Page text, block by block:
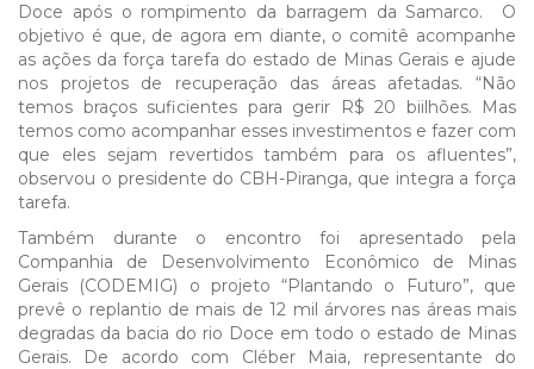
Doce após o rompimento da barragem da Samarco. O
objetivo é que, de agora em diante, o comitê acompanhe
as ações da força tarefa do estado de Minas Gerais e ajude
nos projetos de recuperação das áreas afetadas. “Não
temos braços suficientes para gerir R$ 20 biilhões. Mas
temos como acompanhar esses investimentos e fazer com
que eles sejam revertidos também para os afluentes”,
observou o presidente do CBH-Piranga, que integra a força
tarefa.
Também durante o encontro foi apresentado pela
Companhia de Desenvolvimento Econômico de Minas
Gerais (CODEMIG) o projeto “Plantando o Futuro”, que
prevê o replantio de mais de 12 mil árvores nas áreas mais
degradas da bacia do rio Doce em todo o estado de Minas
Gerais. De acordo com Cléber Maia, representante do